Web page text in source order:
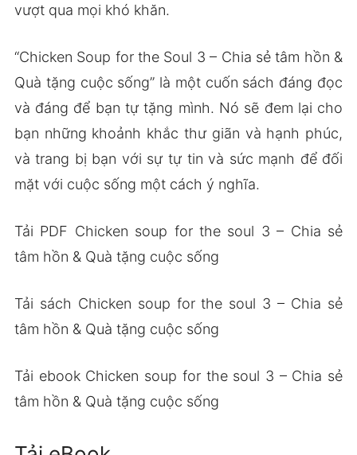
vượt qua mọi khó khăn.
“Chicken Soup for the Soul 3 – Chia sẻ tâm hồn &
Quà tặng cuộc sống” là một cuốn sách đáng đọc
và đáng để bạn tự tặng mình. Nó sẽ đem lại cho
bạn những khoảnh khắc thư giãn và hạnh phúc,
và trang bị bạn với sự tự tin và sức mạnh để đối
mặt với cuộc sống một cách ý nghĩa.
Tải PDF Chicken soup for the soul 3 – Chia sẻ
tâm hồn & Quà tặng cuộc sống
Tải sách Chicken soup for the soul 3 – Chia sẻ
tâm hồn & Quà tặng cuộc sống
Tải ebook Chicken soup for the soul 3 – Chia sẻ
tâm hồn & Quà tặng cuộc sống